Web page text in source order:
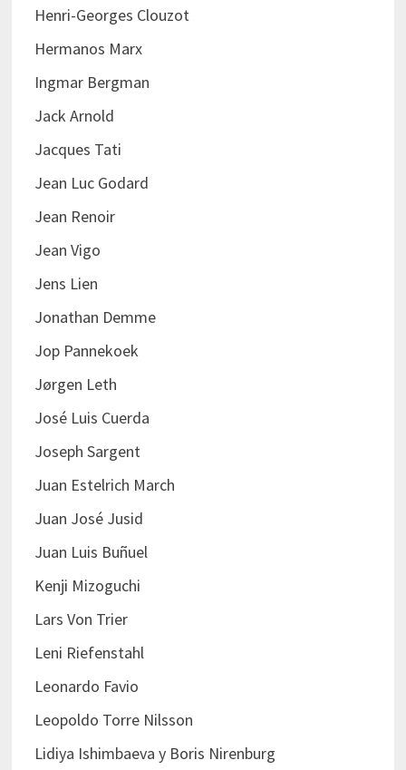
Henri-Georges Clouzot
Hermanos Marx
Ingmar Bergman
Jack Arnold
Jacques Tati
Jean Luc Godard
Jean Renoir
Jean Vigo
Jens Lien
Jonathan Demme
Jop Pannekoek
Jørgen Leth
José Luis Cuerda
Joseph Sargent
Juan Estelrich March
Juan José Jusid
Juan Luis Buñuel
Kenji Mizoguchi
Lars Von Trier
Leni Riefenstahl
Leonardo Favio
Leopoldo Torre Nilsson
Lidiya Ishimbaeva y Boris Nirenburg